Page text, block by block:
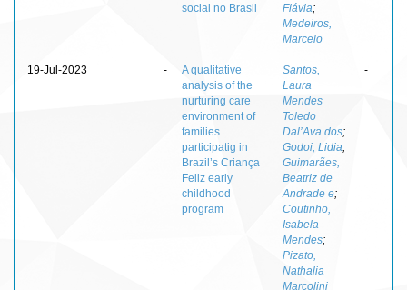
social no Brasil
Flávia;
Medeiros,
Marcelo
19-Jul-2023 -
A qualitative
analysis of the
nurturing care
environment of
families
participatig in
Brazil’s Criança
Feliz early
childhood
program
Santos,
Laura
Mendes
Toledo
Dal’Ava dos;
Godoi, Lidia;
Guimarães,
Beatriz de
Andrade e;
Coutinho,
Isabela
Mendes;
Pizato,
Nathalia
Marcolini
-